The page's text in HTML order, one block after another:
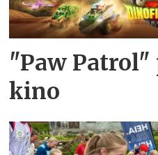
"Paw Patrol"
kino